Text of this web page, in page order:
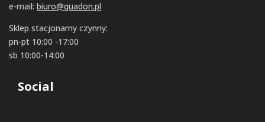
e-mail: biuro@quadon.pl
Sklep stacjonarny czynny:
pn-pt 10:00 -17:00
sb 10:00-14:00
Social